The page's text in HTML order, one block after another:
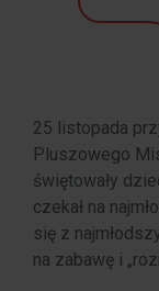
25 listopada
Pluszowego
świętowały
czekał na
się z
na zabawę i